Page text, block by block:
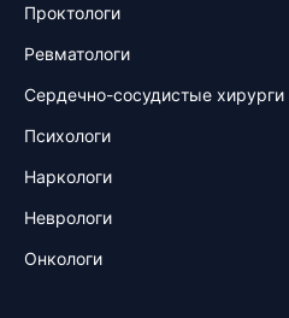
Проктологи
Ревматологи
Сердечно-сосудистые хирурги
Психологи
Наркологи
Неврологи
Онкологи